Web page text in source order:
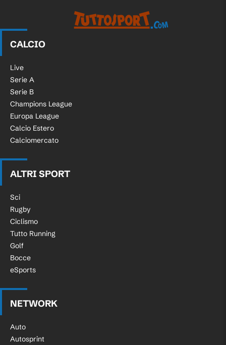
CALCIO
Live
Serie A
Serie B
Champions League
Europa League
Calcio Estero
Calciomercato
ALTRI SPORT
Sci
Rugby
Ciclismo
Tutto Running
Golf
Bocce
eSports
NETWORK
Auto
Autosprint